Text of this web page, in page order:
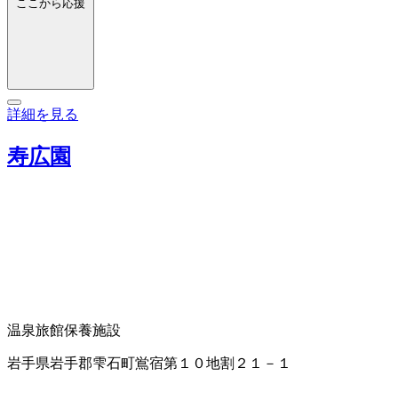
ここから応援
詳細を見る
寿広園
温泉旅館保養施設
岩手県岩手郡雫石町鴬宿第１０地割２１－１